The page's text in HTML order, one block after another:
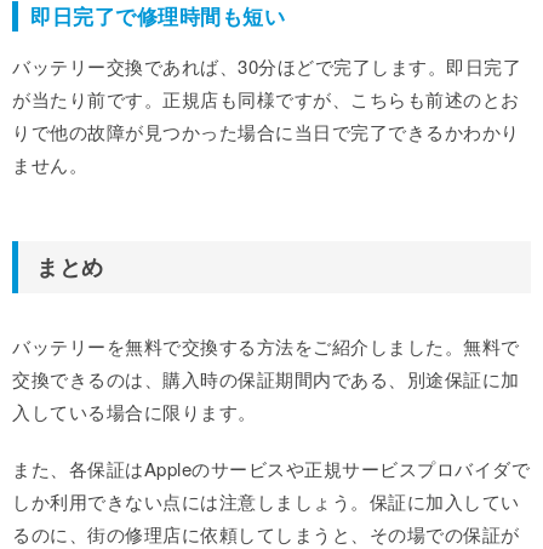
即日完了で修理時間も短い
バッテリー交換であれば、30分ほどで完了します。即日完了
が当たり前です。正規店も同様ですが、こちらも前述のとお
りで他の故障が見つかった場合に当日で完了できるかわかり
ません。
まとめ
バッテリーを無料で交換する方法をご紹介しました。無料で
交換できるのは、購入時の保証期間内である、別途保証に加
入している場合に限ります。
また、各保証はAppleのサービスや正規サービスプロバイダで
しか利用できない点には注意しましょう。保証に加入してい
るのに、街の修理店に依頼してしまうと、その場での保証が